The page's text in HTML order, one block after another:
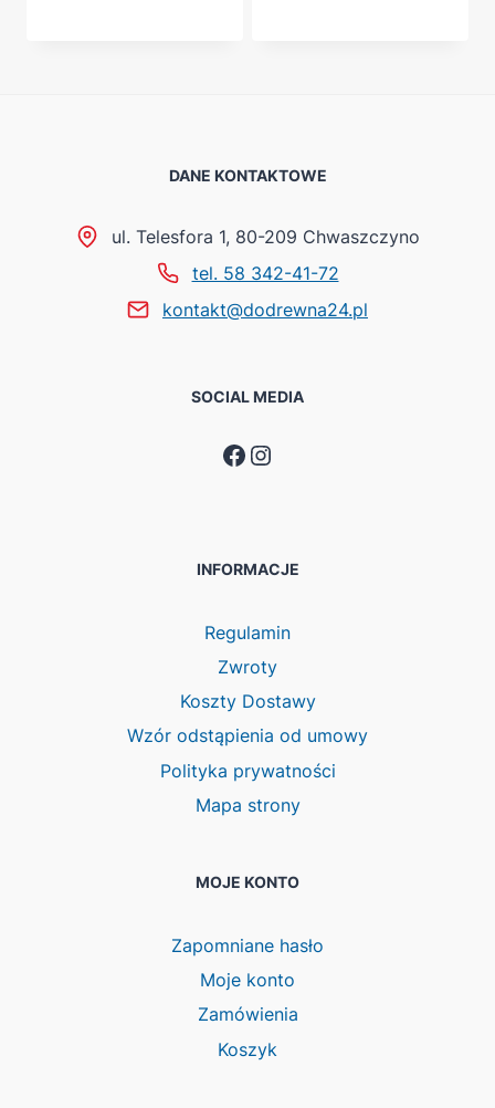
DANE KONTAKTOWE
ul. Telesfora 1, 80-209 Chwaszczyno
tel. 58 342-41-72
kontakt@dodrewna24.pl
SOCIAL MEDIA
Facebook
Instagram
INFORMACJE
Regulamin
Zwroty
Koszty Dostawy
Wzór odstąpienia od umowy
Polityka prywatności
Mapa strony
MOJE KONTO
Zapomniane hasło
Moje konto
Zamówienia
Koszyk